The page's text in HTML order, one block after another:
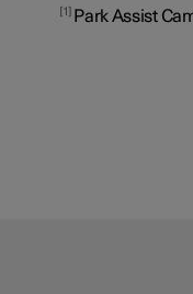
1 Park Assist